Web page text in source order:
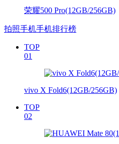
荣耀500 Pro(12GB/256GB)
拍照手机手机排行榜
TOP
01
vivo X Fold6(12GB/256GB)
TOP
02